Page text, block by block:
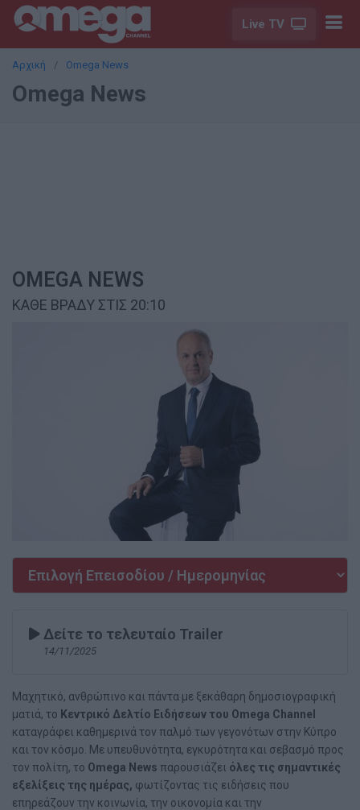
Live TV
Αρχική Omega News
Omega News
OMEGA NEWS
ΚΑΘΕ ΒΡΑΔΥ ΣΤΙΣ 20:10
Δείτε το τελευταίο Trailer
14/11/2025
Μαχητικό, ανθρώπινο και πάντα με ξεκάθαρη δημοσιογραφική
ματιά, το Κεντρικό Δελτίο Ειδήσεων του Omega Channel
καταγράφει καθημερινά τον παλμό των γεγονότων στην Κύπρο
και τον κόσμο. Με υπευθυνότητα, εγκυρότητα και σεβασμό προς
τον πολίτη, το Omega News παρουσιάζει όλες τις σημαντικές
εξελίξεις της ημέρας, φωτίζοντας τις ειδήσεις που
επηρεάζουν την κοινωνία, την οικονομία και την